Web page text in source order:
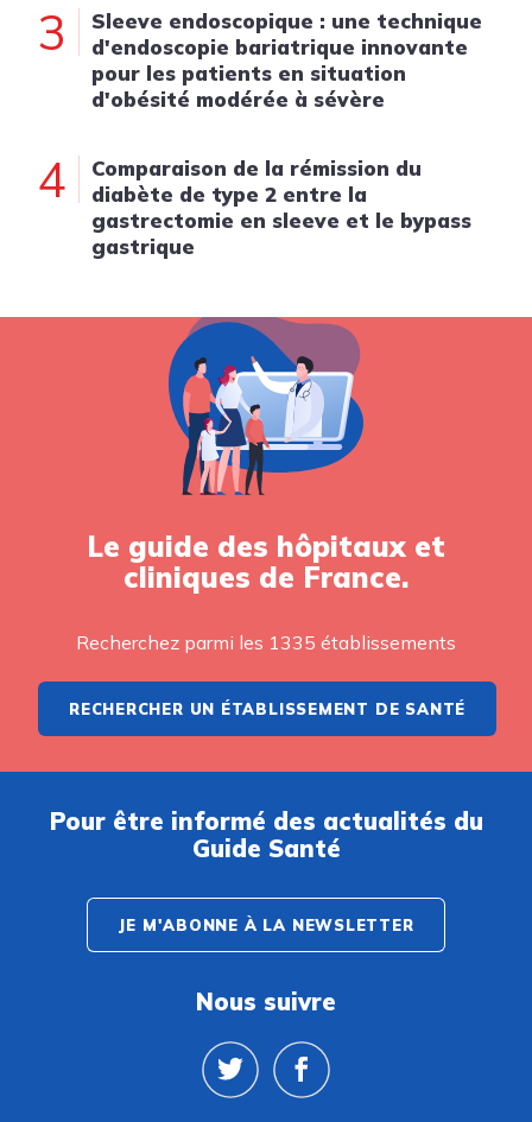
3
Sleeve endoscopique : une technique
d'endoscopie bariatrique innovante
pour les patients en situation
d'obésité modérée à sévère
4
Comparaison de la rémission du
diabète de type 2 entre la
gastrectomie en sleeve et le bypass
gastrique
Le guide des hôpitaux et
cliniques de France.
Recherchez parmi les 1335 établissements
RECHERCHER UN ÉTABLISSEMENT DE SANTÉ
Pour être informé des actualités du
Guide Santé
JE M'ABONNE À LA NEWSLETTER
Nous suivre